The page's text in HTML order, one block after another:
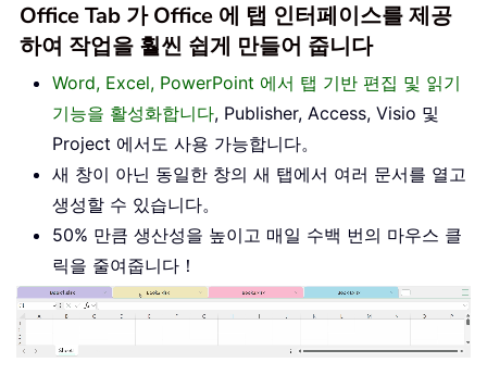
Office Tab 가 Office 에 탭 인터페이스를 제공
하여 작업을 훨씬 쉽게 만들어 줍니다
Word, Excel, PowerPoint 에서 탭 기반 편집 및 읽기
기능을 활성화합니다, Publisher, Access, Visio 및
Project 에서도 사용 가능합니다。
새 창이 아닌 동일한 창의 새 탭에서 여러 문서를 열고
생성할 수 있습니다。
50% 만큼 생산성을 높이고 매일 수백 번의 마우스 클
릭을 줄여줍니다！